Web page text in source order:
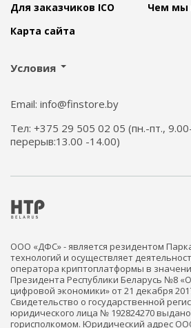
Для заказчиков ICO
Чем мы
Карта сайта
Условия
Email: info@finstore.by
Тел: +375 29 505 02 05 (пн.-пт.,
перерыв:13.00 -14.00)
ООО «ДФС» - является резидентом
технологий и осуществляет
оператора криптоплатформы в
Президента Республики Беларусь №8
цифровой экономики» от 21 декабря
Свидетельство о государственной
юридического лица № 192824270
горисполкомом. Юридический адрес